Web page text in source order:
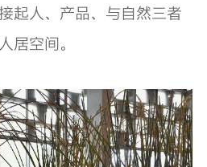
起人、产品、与自然三者
居空间。